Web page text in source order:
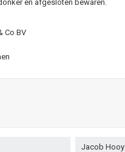
en afgesloten bewaren.
Co BV
Jacob Hooy